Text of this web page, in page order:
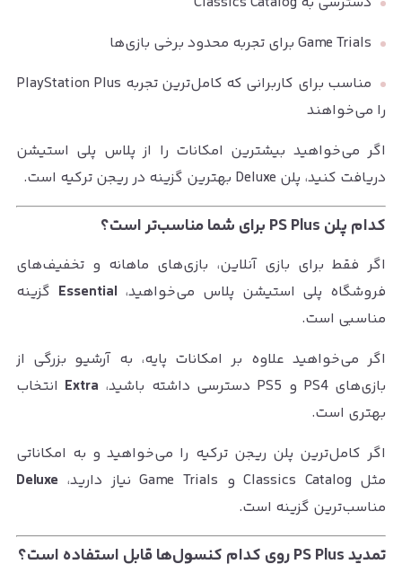
Game Trials برای تجربه محدود برخی بازی‌ها
مناسب برای کاربرانی که کامل‌ترین تجربه PlayStation Plus
را می‌خواهند
اگر می‌خواهید بیشترین امکانات را از پلاس پلی استیشن
دریافت کنید، پلن Deluxe بهترین گزینه در ریجن ترکیه است.
کدام پلن PS Plus برای شما مناسب‌تر است؟
اگر فقط برای بازی آنلاین، بازی‌های ماهانه و تخفیف‌های
فروشگاه پلی استیشن پلاس می‌خواهید، Essential گزینه
مناسبی است.
اگر می‌خواهید علاوه بر امکانات پایه، به آرشیو بزرگی از
بازی‌های PS4 و PS5 دسترسی داشته باشید،
Extra انتخاب
بهتری است.
اگر کامل‌ترین پلن ریجن ترکیه را می‌خواهید و به امکاناتی
مثل Classics Catalog و Game Trials نیاز دارید،
Deluxe
مناسب‌ترین گزینه است.
تمدید PS Plus روی کدام کنسول‌ها قابل استفاده است؟